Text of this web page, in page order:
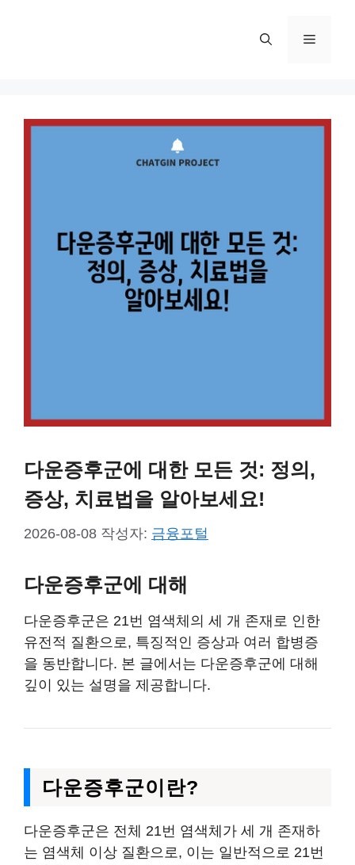
메
다운증후군에 대한 모든 것: 정의,
증상, 치료법을 알아보세요!
2026-08-08 작성자: 금융포털
다운증후군에 대해
다운증후군은 21번 염색체의 세 개 존재로 인한
유전적 질환으로, 특징적인 증상과 여러 합병증
을 동반합니다. 본 글에서는 다운증후군에 대해
깊이 있는 설명을 제공합니다.
다운증후군이란?
다운증후군은 전체 21번 염색체가 세 개 존재하
는 염색체 이상 질환으로, 이는 일반적으로 21번